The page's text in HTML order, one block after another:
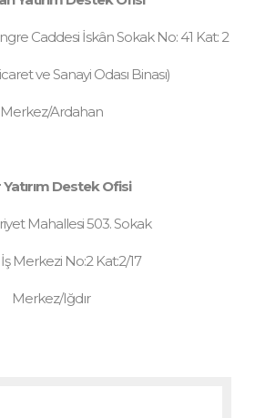
Caddesi İskân Sokak No: 41 Kat: 2
ve Sanayi Odası Binası)
Merkez/Ardahan
Yatırım Destek Ofisi
Mahallesi 503. Sokak
Merkezi No:2 Kat:2/17
Merkez/Iğdır